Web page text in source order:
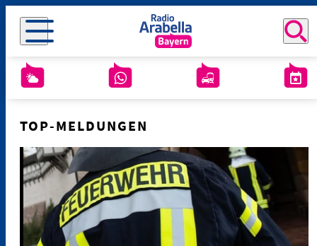
TOP-MELDUNGEN